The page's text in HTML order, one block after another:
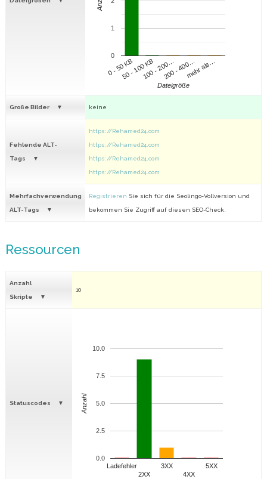
0 - 50 KB50 - 100 KB100 - 200…200 - 400…mehr als…
0
1
Dateigröße
Große Bilder keine
Fehlende ALT-
Tags
https://Rehamed24.com
https://Rehamed24.com
https://Rehamed24.com
https://Rehamed24.com
Mehrfachverwendung
ALT-Tags
Registrieren Sie sich für die Seolingo-Vollversion und
bekommen Sie Zugriff auf diesen SEO-Check.
Ressourcen
Anzahl
Skripte
10
Statuscodes
Ladefehler
2XX
3XX
4XX
5XX
0.0
2.5
5.0
7.5
10.0
Anzahl